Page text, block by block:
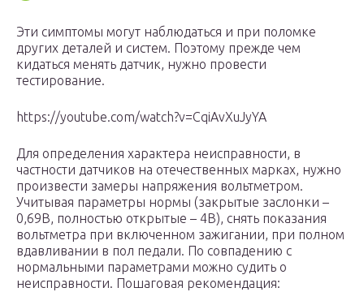
Эти симптомы могут наблюдаться и при поломке
других деталей и систем. Поэтому прежде чем
кидаться менять датчик, нужно провести
тестирование.
https://youtube.com/watch?v=CqiAvXuJyYA
Для определения характера неисправности, в
частности датчиков на отечественных марках, нужно
произвести замеры напряжения вольтметром.
Учитывая параметры нормы (закрытые заслонки –
0,69В, полностью открытые – 4В), снять показания
вольтметра при включенном зажигании, при полном
вдавливании в пол педали. По совпадению с
нормальными параметрами можно судить о
неисправности. Пошаговая рекомендация: